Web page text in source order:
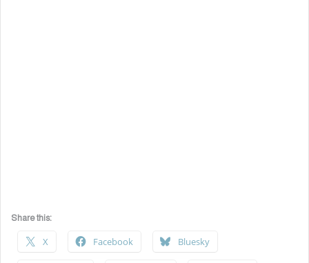
Share this:
X Facebook Bluesky